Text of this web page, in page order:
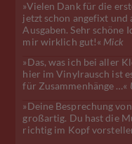
»Vielen Dank für die
jetzt schon angefixt
Ausgaben. Sehr schöne
mir wirklich gut!« Mick
»Das, was ich bei aller
hier im Vinylrausch ist
für Zusammenhänge …«
»Deine Besprechung
großartig. Du hast die
richtig im Kopf